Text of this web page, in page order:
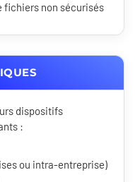
fichiers non sécurisés
dispositifs
:
ou intra-entreprise)